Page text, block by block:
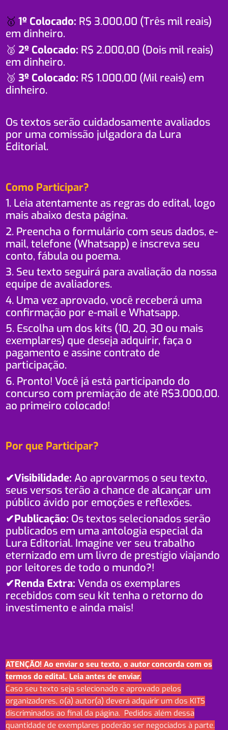
🥇 1º Colocado: R$ 3.000,00 (Três mil reais)
em dinheiro.
🥈 2º Colocado: R$ 2.000,00 (Dois mil reais)
em dinheiro.
🥉3º Colocado: R$ 1.000,00 (Mil reais) em
dinheiro.
Os textos serão cuidadosamente avaliados
por uma comissão julgadora da Lura
Editorial.
Como Participar?
1. Leia atentamente as regras do edital, logo
mais abaixo desta página.
2. Preencha o formulário com seus dados, e-
mail, telefone (Whatsapp) e inscreva seu
conto, fábula ou poema.
3. Seu texto seguirá para avaliação da nossa
equipe de avaliadores.
4. Uma vez aprovado, você receberá uma
confirmação por e-mail e Whatsapp.
5. Escolha um dos kits (10, 20, 30 ou mais
exemplares) que deseja adquirir, faça o
pagamento e assine contrato de
participação.
6. Pronto! Você já está participando do
concurso com premiação de até R$3.000,00.
ao primeiro colocado!
Por que Participar?
✔Visibilidade: Ao aprovarmos o seu texto,
seus versos terão a chance de alcançar um
público ávido por emoções e reflexões.
✔Publicação: Os textos selecionados serão
publicados em uma antologia especial da
Lura Editorial. Imagine ver seu trabalho
eternizado em um livro de prestígio viajando
por leitores de todo o mundo?!
✔Renda Extra: Venda os exemplares
recebidos com seu kit tenha o retorno do
investimento e ainda mais!
ATENÇÃO! Ao enviar o seu texto, o autor concorda com os
termos do edital. Leia antes de enviar.
Caso seu texto seja selecionado e aprovado pelos
organizadores, o(a) autor(a) deverá adquirir um dos KITS
discriminados ao final da página. Pedidos além dessa
quantidade de exemplares poderão ser negociados à parte.